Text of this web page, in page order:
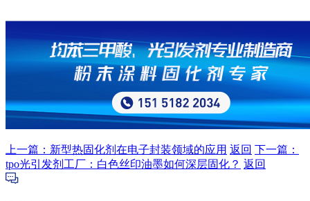
上一篇：新型热固化剂在电子封装领域的应用 返回 下一篇：
tpo光引发剂工厂：白色丝印油墨如何深层固化？ 返回